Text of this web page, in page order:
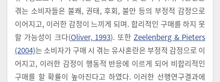
겪는 소비자들은 불쾌, 권태, 후회, 불만 등의 부정적 감정으로
이어지고, 이러한 감정이 느끼게 되며. 합리적인 구매를 하지 못
할 가능성이 크다(Oliver, 1993). 또한 Zeelenberg & Pieters
(2004)는 소비자가 구매 시 겪는 유사혼란은 부정적 감정으로 이
어지고, 이러한 감정이 행동적 반응에 이르게 되어 비합리적인
구매를 할 확률이 높아진다고 하였다. 이러한 선행연구결과에